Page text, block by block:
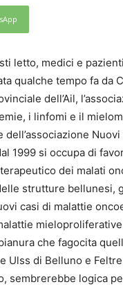
letto, medici e
qualche tempo fa da
dell’Ail,
i linfomi e il
Nuovi
1999 si occupa di
dei malati
strutture bellunesi,
casi di malattie
che fagocita
Ulss di Belluno e
sembrerebbe logica